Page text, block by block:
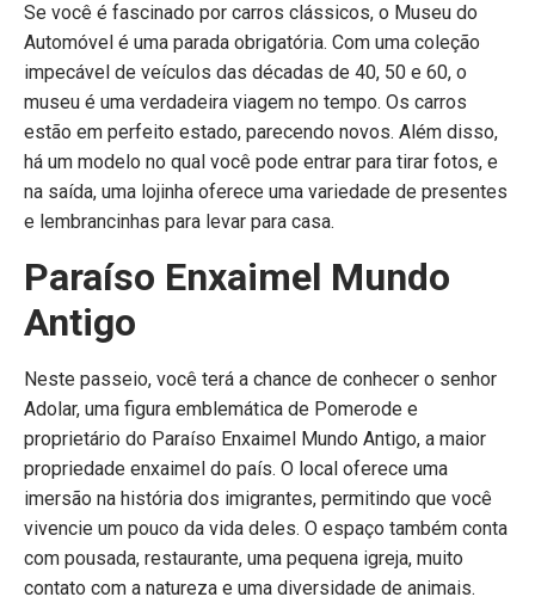
Se você é fascinado por carros clássicos, o Museu do
Automóvel é uma parada obrigatória. Com uma coleção
impecável de veículos das décadas de 40, 50 e 60, o
museu é uma verdadeira viagem no tempo. Os carros
estão em perfeito estado, parecendo novos. Além disso,
há um modelo no qual você pode entrar para tirar fotos, e
na saída, uma lojinha oferece uma variedade de presentes
e lembrancinhas para levar para casa.
Paraíso Enxaimel Mundo
Antigo
Neste passeio, você terá a chance de conhecer o senhor
Adolar, uma figura emblemática de Pomerode e
proprietário do Paraíso Enxaimel Mundo Antigo, a maior
propriedade enxaimel do país. O local oferece uma
imersão na história dos imigrantes, permitindo que você
vivencie um pouco da vida deles. O espaço também conta
com pousada, restaurante, uma pequena igreja, muito
contato com a natureza e uma diversidade de animais.